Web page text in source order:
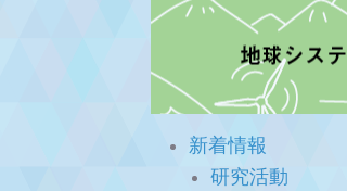
新着情報
研究活動